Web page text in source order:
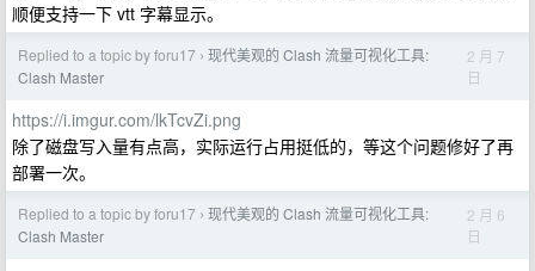
顺便支持一下 vtt 字幕显示。
Replied to a topic by foru17 › 现代美观的 Clash 流量可视化工具:
Clash Master
2 月 7
日
https://i.imgur.com/lkTcvZi.png
除了磁盘写入量有点高，实际运行占用挺低的，等这个问题修好了再
部署一次。
Replied to a topic by foru17 › 现代美观的 Clash 流量可视化工具:
Clash Master
2 月 6
日